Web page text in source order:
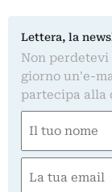
Lettera, la
Non
giorno un'e-
partecipa alla
(Required)
(Required)